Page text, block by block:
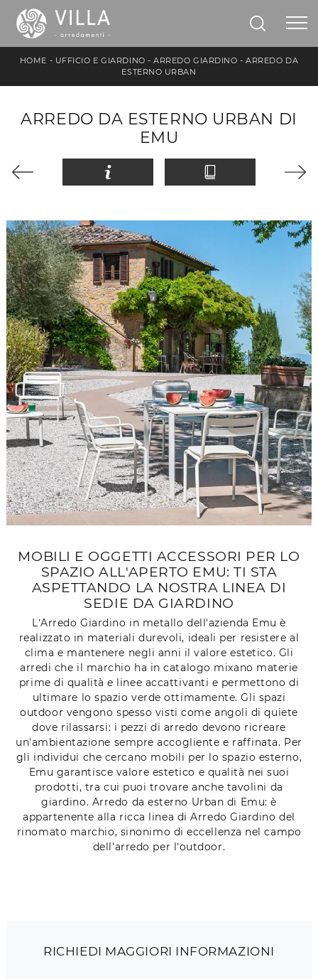
HOME - UFFICIO E GIARDINO -ARREDO GIARDINO -ARREDO DA
ESTERNO URBAN
ARREDO DA ESTERNO URBAN DI
EMU
MOBILI E OGGETTI ACCESSORI PER LO
SPAZIO ALL'APERTO EMU: TI STA
ASPETTANDO LA NOSTRA LINEA DI
SEDIE DA GIARDINO
L’Arredo Giardino in metallo dell'azienda Emu è
realizzato in materiali durevoli, ideali per resistere al
clima e mantenere negli anni il valore estetico. Gli
arredi che il marchio ha in catalogo mixano materie
prime di qualità e linee accattivanti e permettono di
ultimare lo spazio verde ottimamente. Gli spazi
outdoor vengono spesso visti come angoli di quiete
dove rilassarsi: i pezzi di arredo devono ricreare
un'ambientazione sempre accogliente e raffinata. Per
gli individui che cercano mobili per lo spazio esterno,
Emu garantisce valore estetico e qualità nei suoi
prodotti, tra cui puoi trovare anche tavolini da
giardino. Arredo da esterno Urban di Emu: è
appartenente alla ricca linea di Arredo Giardino del
rinomato marchio, sinonimo di eccellenza nel campo
dell'arredo per l’outdoor.
RICHIEDI MAGGIORI INFORMAZIONI